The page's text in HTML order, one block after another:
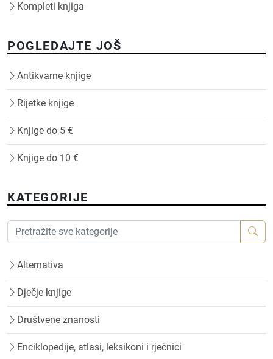
Kompleti knjiga
POGLEDAJTE JOŠ
Antikvarne knjige
Rijetke knjige
Knjige do 5 €
Knjige do 10 €
KATEGORIJE
Alternativa
Dječje knjige
Društvene znanosti
Enciklopedije, atlasi, leksikoni i rječnici